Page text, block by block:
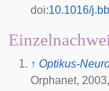
doi:10.1016/
↑ Optikus-
Orphanet, 2003